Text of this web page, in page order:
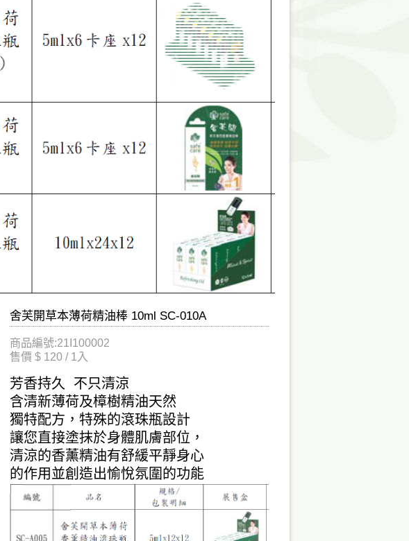
舍芙開草本薄荷精油棒 10ml SC-010A
商品編號:21I100002
售價 $ 120 / 1入
芳香持久 不只清涼
含清新薄荷及樟樹精油天然
獨特配方，特殊的滾珠瓶設計
讓您直接塗抹於身體肌膚部位，
清涼的香薰精油有舒緩平靜身心
的作用並創造出愉悅氛圍的功能